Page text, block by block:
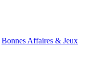
Bonnes Affaires & Jeux